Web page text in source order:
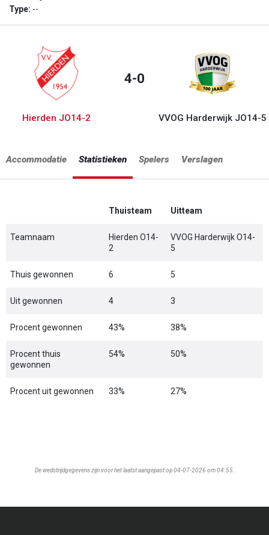
Type: --
Hierden JO14-2
4-0
VVOG Harderwijk JO14-5
Accommodatie Statistieken Spelers Verslagen
Thuisteam Uitteam
Teamnaam
Hierden O14-
2
VVOG Harderwijk O14-
5
Thuis gewonnen 6 5
Uit gewonnen 4 3
Procent gewonnen 43% 38%
Procent thuis
gewonnen
54% 50%
Procent uit gewonnen 33% 27%
De wedstrijdgegevens zijn voor het laatst aangepast op 04-07-2026 om 04:55.